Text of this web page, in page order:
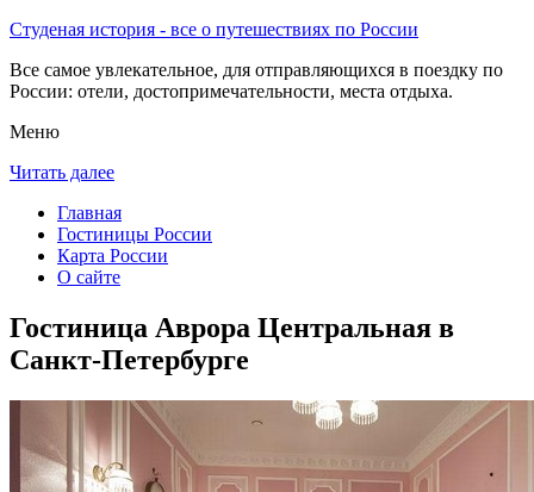
Студеная история - все о путешествиях по России
Все самое увлекательное, для отправляющихся в поездку по
России: отели, достопримечательности, места отдыха.
Меню
Читать далее
Главная
Гостиницы России
Карта России
О сайте
Гостиница Аврора Центральная в
Санкт-Петербурге